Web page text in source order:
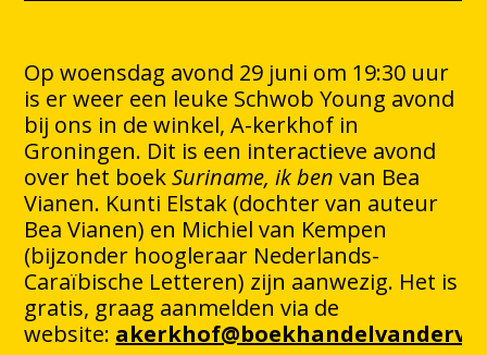
Op woensdag avond 29 juni om 19:30 uur
is er weer een leuke Schwob Young avond
bij ons in de winkel, A-kerkhof in
Groningen. Dit is een interactieve avond
over het boekSuriname, ik ben van Bea
Vianen. Kunti Elstak (dochter van auteur
Bea Vianen) en Michiel van Kempen
(bijzonder hoogleraar Nederlands-
Caraïbische Letteren) zijn aanwezig. Het is
gratis, graag aanmelden via de
website: